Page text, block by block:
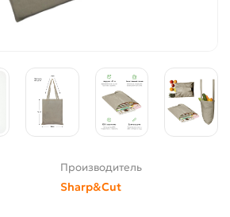
Производитель
Sharp&Cut